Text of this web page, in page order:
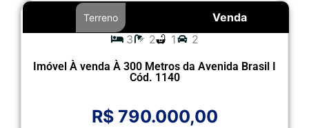
Venda
Terreno
3 2 1 2
Imóvel À venda À 300 Metros da Avenida Brasil I
Cód. 1140
R$ 790.000,00